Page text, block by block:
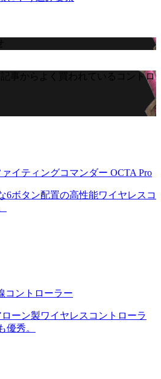
記事からよく買われているコントロ
イティングコマンダー OCTA Pro
6ボタン配置の高性能ワイヤレスコ
コントローラー
ーン製ワイヤレスコントローラ
優秀。